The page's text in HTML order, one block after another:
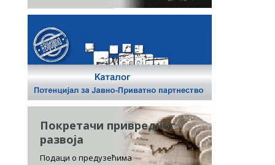
Покретачи привредног
развоја
Подаци о предузећима